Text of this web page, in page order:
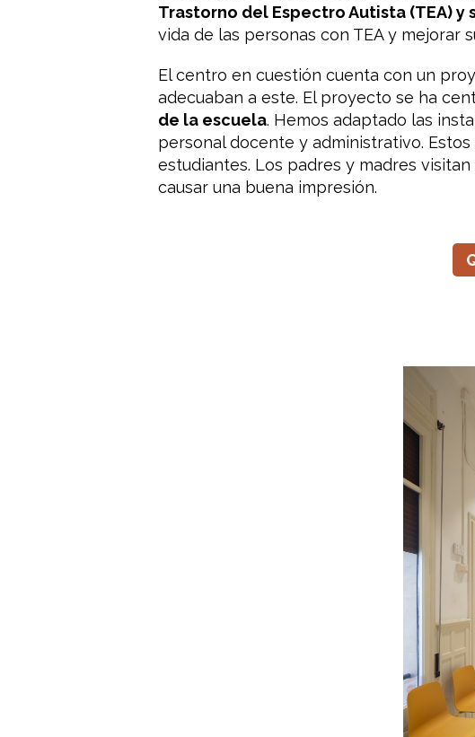
Trastorno del Espectro Autista (TEA) y
vida de las personas con TEA y mejorar
El centro en cuestión cuenta con un
adecuaban a este. El proyecto se ha
de la escuela. Hemos adaptado las
personal docente y administrativo.
estudiantes. Los padres y madres
causar una buena impresión.